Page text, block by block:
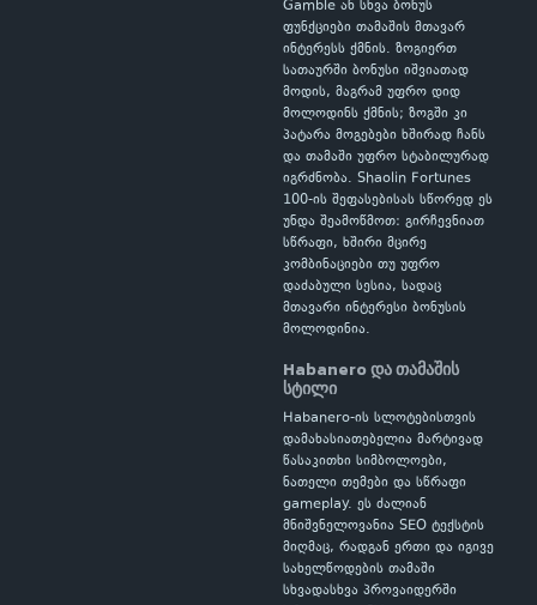
Gamble ან სხვა ბონუს
ფუნქციები თამაშის მთავარ
ინტერესს ქმნის. ზოგიერთ
სათაურში ბონუსი იშვიათად
მოდის, მაგრამ უფრო დიდ
მოლოდინს ქმნის; ზოგში კი
პატარა მოგებები ხშირად ჩანს
და თამაში უფრო სტაბილურად
იგრძნობა. Shaolin Fortunes
100-ის შეფასებისას სწორედ ეს
უნდა შეამოწმოთ: გირჩევნიათ
სწრაფი, ხშირი მცირე
კომბინაციები თუ უფრო
დაძაბული სესია, სადაც
მთავარი ინტერესი ბონუსის
მოლოდინია.
Habanero და თამაშის
სტილი
Habanero-ის სლოტებისთვის
დამახასიათებელია მარტივად
წასაკითხი სიმბოლოები,
ნათელი თემები და სწრაფი
gameplay. ეს ძალიან
მნიშვნელოვანია SEO ტექსტის
მიღმაც, რადგან ერთი და იგივე
სახელწოდების თამაში
სხვადასხვა პროვაიდერში